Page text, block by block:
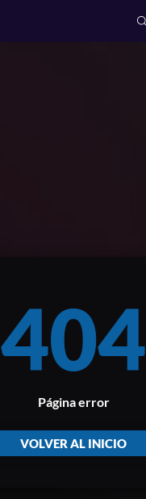
404
Página error
VOLVER AL INICIO